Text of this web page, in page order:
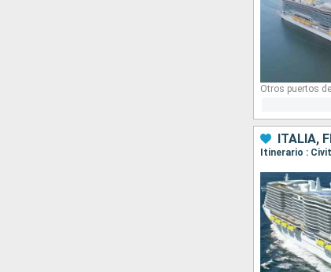
Otros puertos
ITALIA,
Itinerario :